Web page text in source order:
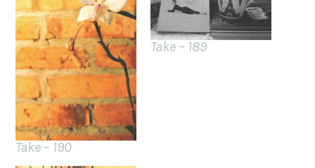
Take – 190
Take – 189